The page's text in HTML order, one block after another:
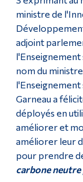
ministre de
adjoint
nom du
l'Enseignement
Garneau a
déployés en
améliorer et
améliorer leur
pour prendre
carbone